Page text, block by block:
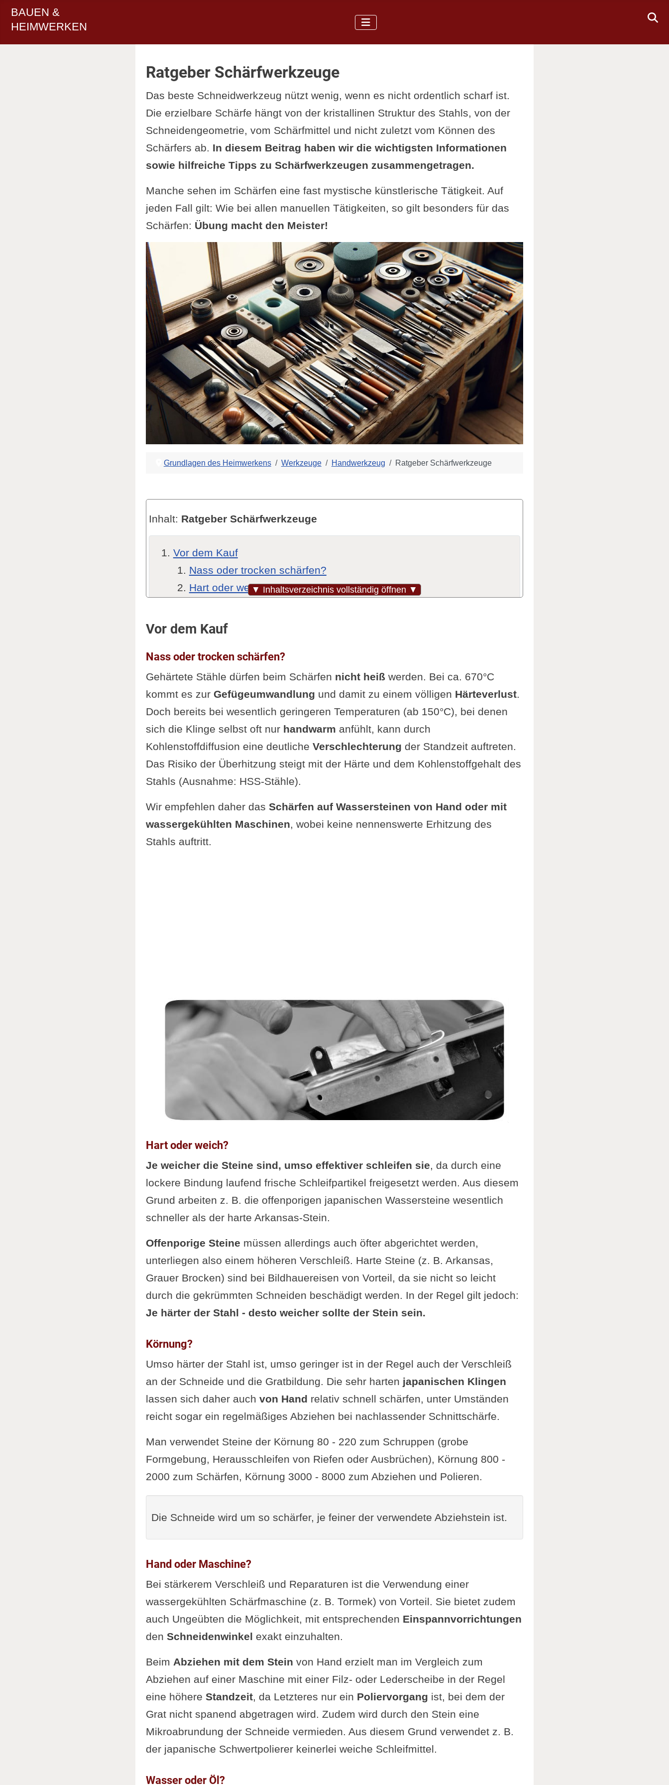
BAUEN &
HEIMWERKEN
Ratgeber Schärfwerkzeuge
Das beste Schneidwerkzeug nützt wenig, wenn es nicht ordentlich scharf ist.
Die erzielbare Schärfe hängt von der kristallinen Struktur des Stahls, von der
Schneidengeometrie, vom Schärfmittel und nicht zuletzt vom Können des
Schärfers ab. In diesem Beitrag haben wir die wichtigsten Informationen
sowie hilfreiche Tipps zu Schärfwerkzeugen zusammengetragen.
Manche sehen im Schärfen eine fast mystische künstlerische Tätigkeit. Auf
jeden Fall gilt: Wie bei allen manuellen Tätigkeiten, so gilt besonders für das
Schärfen: Übung macht den Meister!
Grundlagen des Heimwerkens Werkzeuge Handwerkzeug Ratgeber Schärfwerkzeuge
▼ Inhaltsverzeichnis vollständig öffnen ▼
Inhalt: Ratgeber Schärfwerkzeuge
Vor dem Kauf
Nass oder trocken schärfen?
Hart oder weich?
Hand oder Maschine?
Die Schärfsteine
Japanische Schärfsteine, synthetisch (Toishi)
Japanische Natursteine (Tennen Toishi)
Diamantsteine
Schleifführungen
Öle und Pasten
Schleiftipps aus der Praxis
FAQ Schärwerkzeuge
Im Zusammenhang interessant
Vor dem Kauf
Nass oder trocken schärfen?
Gehärtete Stähle dürfen beim Schärfen nicht heißwerden. Bei ca. 670°C
kommt es zur Gefügeumwandlung und damit zu einem völligen Härteverlust.
Doch bereits bei wesentlich geringeren Temperaturen (ab 150°C), bei denen
sich die Klinge selbst oft nur handwarm anfühlt, kann durch
Kohlenstoffdiffusion eine deutliche Verschlechterung der Standzeit auftreten.
Das Risiko der Überhitzung steigt mit der Härte und dem Kohlenstoffgehalt des
Stahls (Ausnahme: HSS-Stähle).
Wir empfehlen daher das Schärfen auf Wassersteinen von Hand oder mit
wassergekühlten Maschinen, wobei keine nennenswerte Erhitzung des
Stahls auftritt.
Hart oder weich?
Je weicher die Steine sind, umso effektiver schleifen sie, da durch eine
lockere Bindung laufend frische Schleifpartikel freigesetzt werden. Aus diesem
Grund arbeiten z. B. die offenporigen japanischen Wassersteine wesentlich
schneller als der harte Arkansas-Stein.
Offenporige Steine müssen allerdings auch öfter abgerichtet werden,
unterliegen also einem höheren Verschleiß. Harte Steine (z. B. Arkansas,
Grauer Brocken) sind bei Bildhauereisen von Vorteil, da sie nicht so leicht
durch die gekrümmten Schneiden beschädigt werden. In der Regel gilt jedoch:
Je härter der Stahl - desto weicher sollte der Stein sein.
Körnung?
Umso härter der Stahl ist, umso geringer ist in der Regel auch der Verschleiß
an der Schneide und die Gratbildung. Die sehr harten japanischen Klingen
lassen sich daher auch von Hand relativ schnell schärfen, unter Umständen
reicht sogar ein regelmäßiges Abziehen bei nachlassender Schnittschärfe.
Man verwendet Steine der Körnung 80 - 220 zum Schruppen (grobe
Formgebung, Herausschleifen von Riefen oder Ausbrüchen), Körnung 800 -
2000 zum Schärfen, Körnung 3000 - 8000 zum Abziehen und Polieren.
Die Schneide wird um so schärfer, je feiner der verwendete Abziehstein ist.
Hand oder Maschine?
Bei stärkerem Verschleiß und Reparaturen ist die Verwendung einer
wassergekühlten Schärfmaschine (z. B. Tormek) von Vorteil. Sie bietet zudem
auch Ungeübten die Möglichkeit, mit entsprechenden Einspannvorrichtungen
den Schneidenwinkel exakt einzuhalten.
Beim Abziehen mit dem Stein von Hand erzielt man im Vergleich zum
Abziehen auf einer Maschine mit einer Filz- oder Lederscheibe in der Regel
eine höhere Standzeit, da Letzteres nur ein Poliervorgang ist, bei dem der
Grat nicht spanend abgetragen wird. Zudem wird durch den Stein eine
Mikroabrundung der Schneide vermieden. Aus diesem Grund verwendet z. B.
der japanische Schwertpolierer keinerlei weiche Schleifmittel.
Wasser oder Öl?